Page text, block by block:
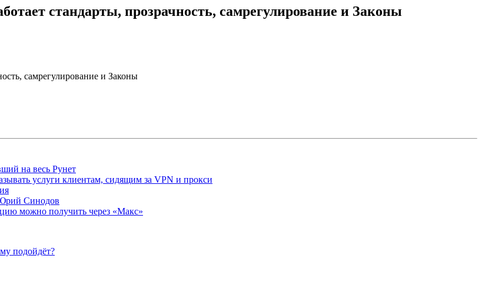
стандарты, прозрачность, самрегулирование и Законы
самрегулирование и Законы
на весь Рунет
услуги клиентам, сидящим за VPN и прокси
Синодов
можно получить через «Макс»
подойдёт?